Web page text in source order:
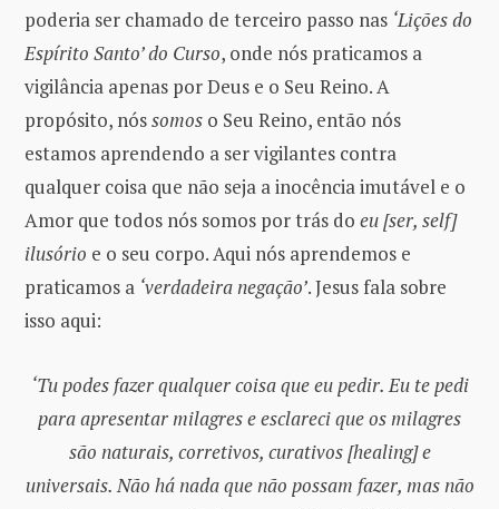
poderia ser chamado de terceiro passo nas ‘Lições do
Espírito Santo’ do Curso, onde nós praticamos a
vigilância apenas por Deus e o Seu Reino. A
propósito, nóssomos o Seu Reino, então nós
estamos aprendendo a ser vigilantes contra
qualquer coisa que não seja a inocência imutável e o
Amor que todos nós somos por trás do eu [ser, self]
ilusório e o seu corpo. Aqui nós aprendemos e
praticamos a ‘verdadeira negação’. Jesus fala sobre
isso aqui:
‘Tu podes fazer qualquer coisa que eu pedir. Eu te pedi
para apresentar milagres e esclareci que os milagres
são naturais, corretivos, curativos [healing] e
universais. Não há nada que não possam fazer, mas não